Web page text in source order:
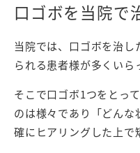
口ゴボを当院で
当院では、口ゴボを治
られる患者様が多くいら
そこで口ゴボ1つをとっ
のは様々であり「どんな
確にヒアリングした上で